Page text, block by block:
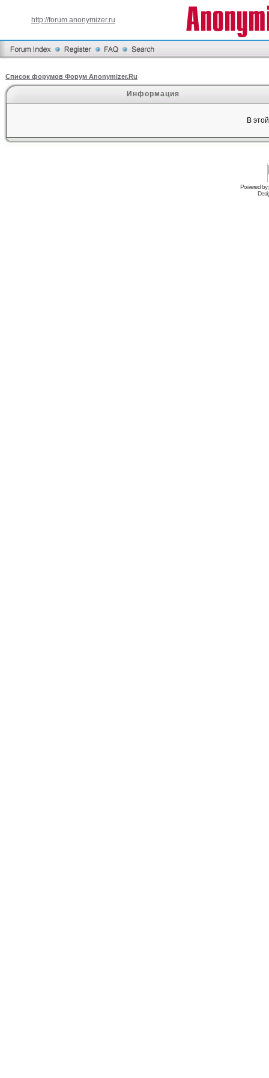
http://forum.anonymizer.ru
Список форумов Форум Anonymizer.Ru
Информация
В
Powered by